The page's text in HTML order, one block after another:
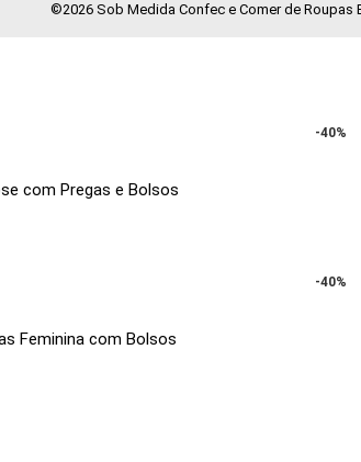
©2026 Sob Medida Confec e Comer de Roupas
-40%
com Pregas e Bolsos
-40%
Feminina com Bolsos